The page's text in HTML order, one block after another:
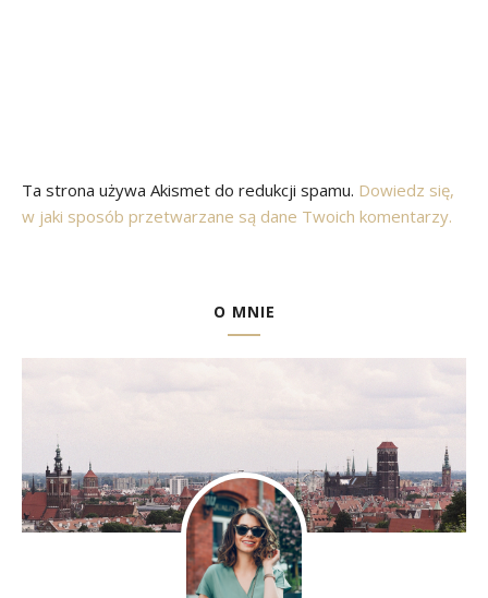
Ta strona używa Akismet do redukcji spamu. Dowiedz się,
w jaki sposób przetwarzane są dane Twoich komentarzy.
O MNIE